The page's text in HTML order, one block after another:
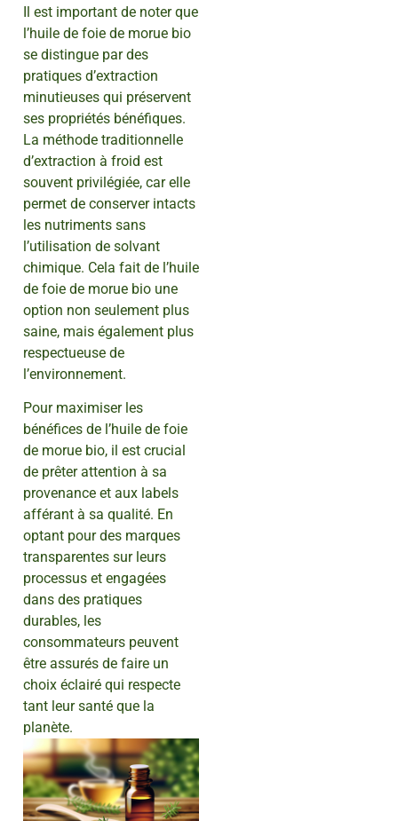
Il est important de noter que
l’huile de foie de morue bio
se distingue par des
pratiques d’extraction
minutieuses qui préservent
ses propriétés bénéfiques.
La méthode traditionnelle
d’extraction à froid est
souvent privilégiée, car elle
permet de conserver intacts
les nutriments sans
l’utilisation de solvant
chimique. Cela fait de l’huile
de foie de morue bio une
option non seulement plus
saine, mais également plus
respectueuse de
l’environnement.
Pour maximiser les
bénéfices de l’huile de foie
de morue bio, il est crucial
de prêter attention à sa
provenance et aux labels
afférant à sa qualité. En
optant pour des marques
transparentes sur leurs
processus et engagées
dans des pratiques
durables, les
consommateurs peuvent
être assurés de faire un
choix éclairé qui respecte
tant leur santé que la
planète.